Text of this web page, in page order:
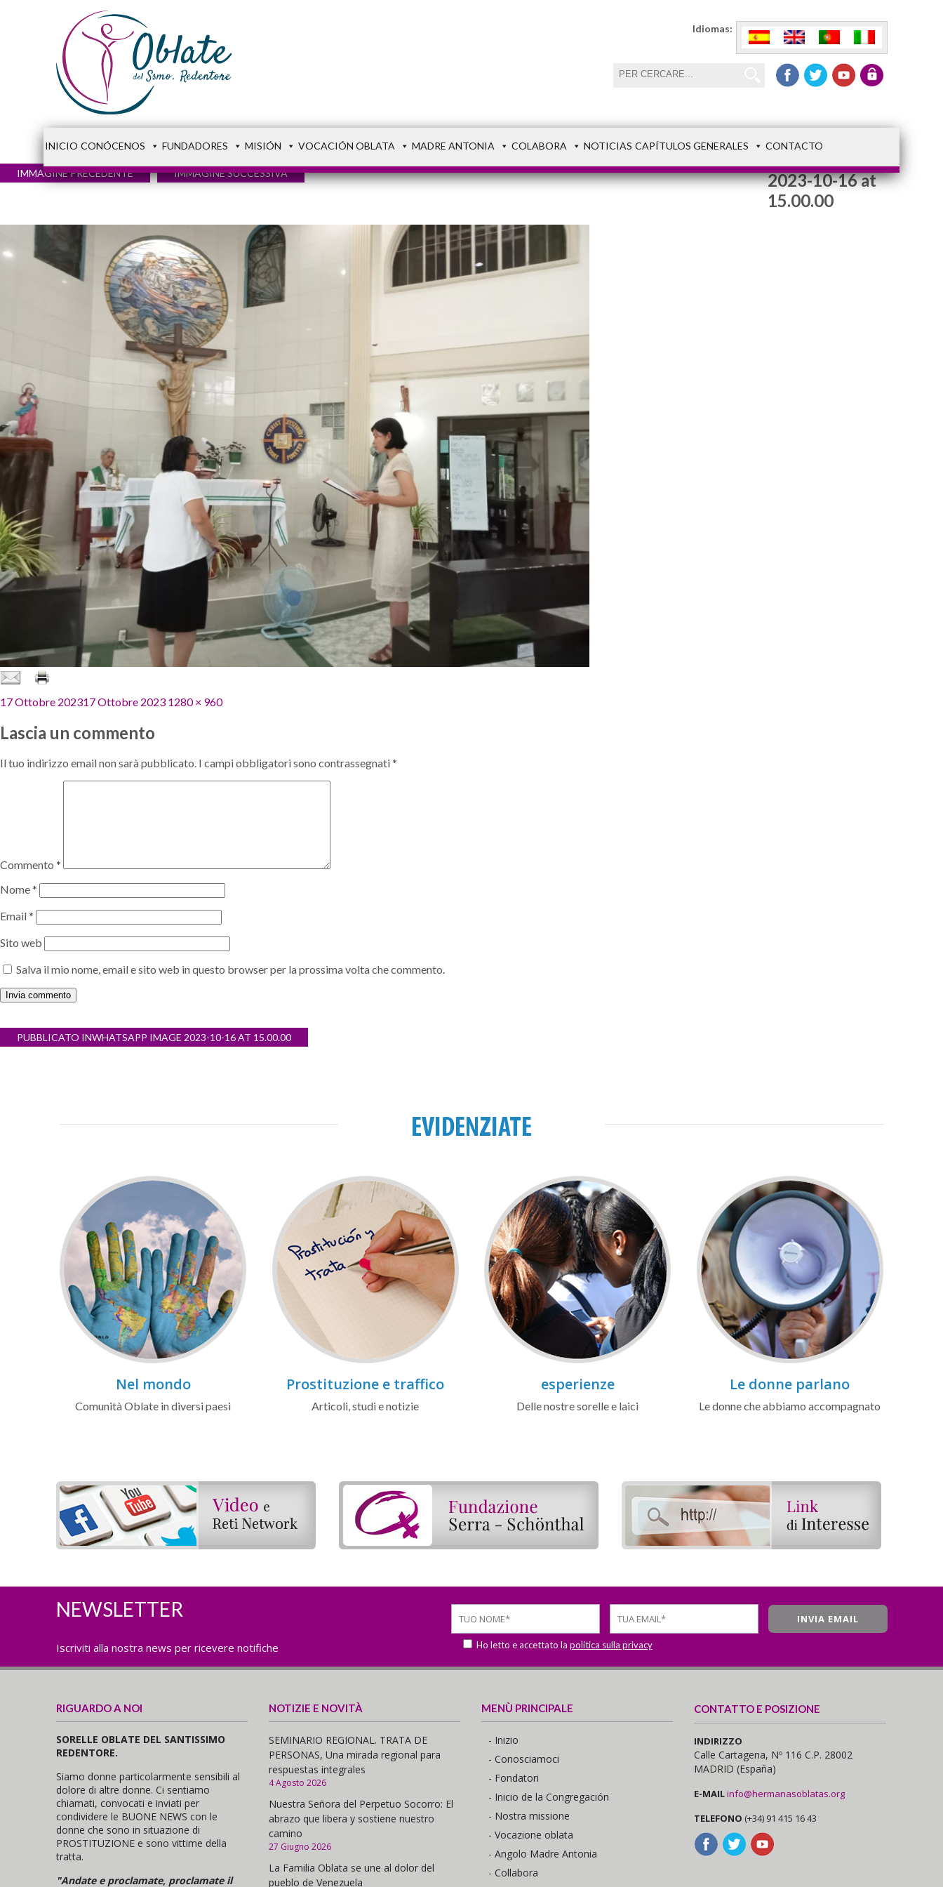
Idiomas:
INICIO CONÓCENOS FUNDADORES MISIÓN VOCACIÓN OBLATA MADRE ANTONIA COLABORA NOTICIAS CAPÍTULOS GENERALES CONTACTO
IMMAGINE PRECEDENTE IMMAGINE SUCCESSIVA
2023-10-16 at
15.00.00
Pubblicato
17 Ottobre 202317 Ottobre 2023 Dimensione
1280 × 960
Lascia un commento
Il tuo indirizzo email non sarà pubblicato. I campi obbligatori sono contrassegnati*
Commento *
Nome*
Email*
Sito web
Salva il mio nome, email e sito web in questo browser per la prossima volta che commento.
Navigazione
articoli
PUBBLICATO INWHATSAPP IMAGE 2023-10-16 AT 15.00.00
EVIDENZIATE
Nel mondo
Comunità Oblate in diversi paesi
Prostituzione e traffico
Articoli, studi e notizie
esperienze
Delle nostre sorelle e laici
Le donne parlano
Le donne che abbiamo accompagnato
NEWSLETTER
Iscriviti alla nostra news per ricevere notifiche Ho letto e accettato la politica sulla privacy
RIGUARDO A NOI
SORELLE OBLATE DEL SANTISSIMO
REDENTORE.
Siamo donne particolarmente sensibili al
dolore di altre donne. Ci sentiamo
chiamati, convocati e inviati per
condividere le BUONE NEWS con le
donne che sono in situazione di
PROSTITUZIONE e sono vittime della
tratta.
"Andate e proclamate, proclamate il
NOTIZIE E NOVITÀ
SEMINARIO REGIONAL. TRATA DE
PERSONAS, Una mirada regional para
respuestas integrales
4 Agosto 2026
Nuestra Señora del Perpetuo Socorro: El
abrazo que libera y sostiene nuestro
camino
27 Giugno 2026
La Familia Oblata se une al dolor del
pueblo de Venezuela
MENÙ PRINCIPALE
- Inizio
- Conosciamoci
- Fondatori
- Inicio de la Congregación
- Nostra missione
- Vocazione oblata
- Angolo Madre Antonia
- Collabora
CONTATTO E POSIZIONE
INDIRIZZO
Calle Cartagena, Nº 116 C.P. 28002
MADRID (España)
E-MAILinfo@hermanasoblatas.org
TELEFONO (+34) 91 415 16 43